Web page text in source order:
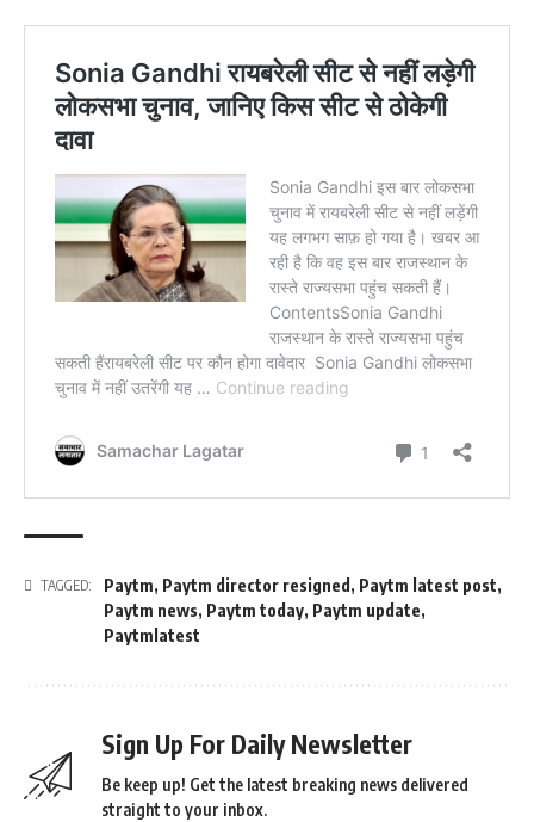
TAGGED: Paytm, Paytm director resigned , Paytm latest post,
Paytm news, Paytm today, Paytm update,
Paytmlatest
Sign Up For Daily Newsletter
Be keep up! Get the latest breaking news delivered
straight to your inbox.